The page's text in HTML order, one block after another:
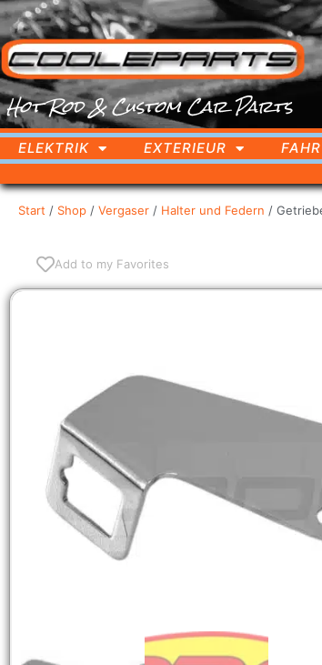
Hot Rod & Custom Car Parts
ELEKTRIK EXTERIEUR
Start / Shop / Vergaser / Halter und Federn /
Add to my Favorites